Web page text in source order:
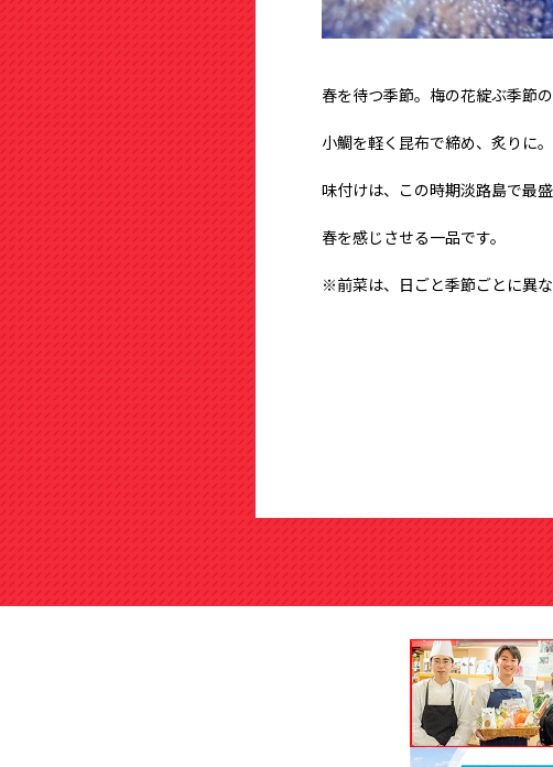
春を待つ季節。梅の花綻ぶ季節
小鯛を軽く昆布で締め、炙りに。
味付けは、この時期淡路島で最
春を感じさせる一品です。
※前菜は、日ごと季節ごとに異な